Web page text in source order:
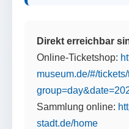
Direkt erreichbar
Online-Ticketshop:
museum.de/#/
Sammlung online:
stadt.de/home